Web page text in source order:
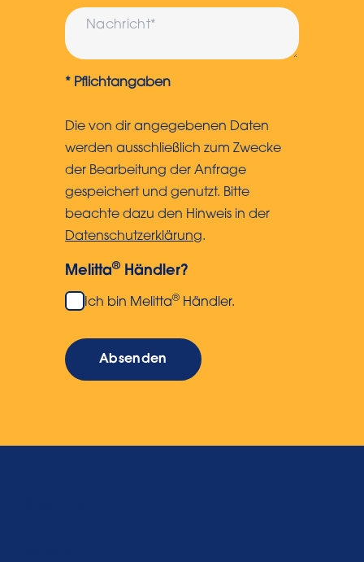
* Pflichtangaben
Die von dir angegebenen Daten
werden ausschließlich zum Zwecke
der Bearbeitung der Anfrage
gespeichert und genutzt. Bitte
beachte dazu den Hinweis in der
Datenschutzerklärung.
Melitta® Händler?
Ich bin Melitta® Händler.
Absenden